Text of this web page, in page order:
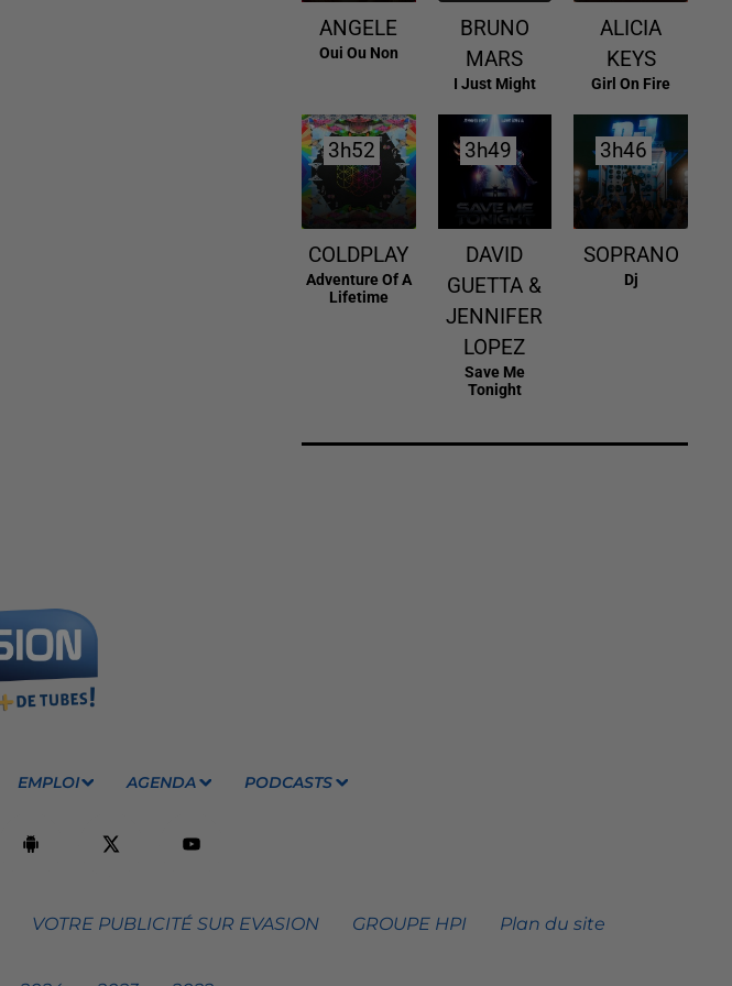
ANGELE
Oui Ou Non
BRUNO
MARS
I Just Might
ALICIA
KEYS
Girl On Fire
3h52
3h52
COLDPLAY
Adventure Of A
Lifetime
3h49
3h49
DAVID
GUETTA &
JENNIFER
LOPEZ
Save Me
Tonight
3h46
3h46
SOPRANO
Dj
EMPLOI AGENDA PODCASTS
VOTRE PUBLICITÉ SUR EVASION GROUPE HPI Plan du site